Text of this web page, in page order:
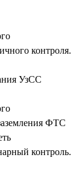
контроля.
УзСС
ФТС
контроль.